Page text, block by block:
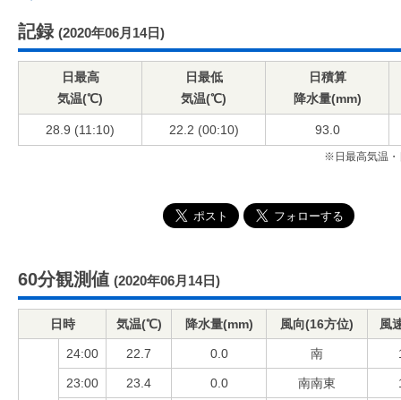
記録 (2020年06月14日)
日最高
気温(℃)
日最低
気温(℃)
日積算
降水量(mm)
28.9 (11:10) 22.2 (00:10) 93.0
※日最高気温・
60分観測値 (2020年06月14日)
日時 気温(℃) 降水量(mm) 風向(16方位) 風
24:00 22.7 0.0 南
23:00 23.4 0.0 南南東